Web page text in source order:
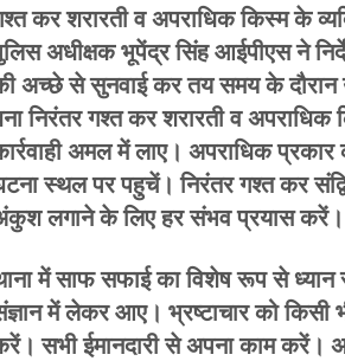
कर शरारती व अपराधिक किस्म के
अधीक्षक भूपेंद्र सिंह आईपीएस ने
अच्छे से सुनवाई कर तय समय के दौरान
निरंतर गश्त कर शरारती व
अमल में लाए। अपराधिक
स्थल पर पहुचें। निरंतर गश्त कर
लगाने के लिए हर संभव प्रयास करें।
में साफ सफाई का विशेष रूप से
में लेकर आए। भ्रष्टाचार को किसी
सभी ईमानदारी से अपना काम करें।